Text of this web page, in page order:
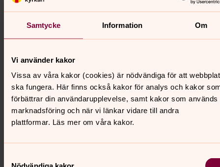
Samtycke Information Om
Vi använder kakor
Vissa av våra kakor (cookies) är nödvändiga för att
ska fungera. Här finns också kakor för analys och kakor
förbättrar din användarupplevelse, samt kakor som används
marknadsföring och när vi länkar vidare till andra
plattformar. Läs mer om våra kakor.
Skicka